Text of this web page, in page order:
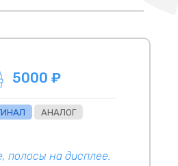
5000 ₽
АНАЛОГ
полосы на дисплее.